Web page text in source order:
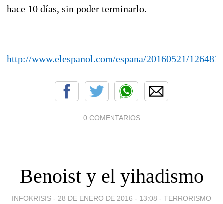
hace 10 días, sin poder terminarlo.
http://www.elespanol.com/espana/20160521/
0 COMENTARIOS
Benoist y el yihadismo
INFOKRISIS - 28 DE ENERO DE 2016 - 13:08 - TERRORISMO